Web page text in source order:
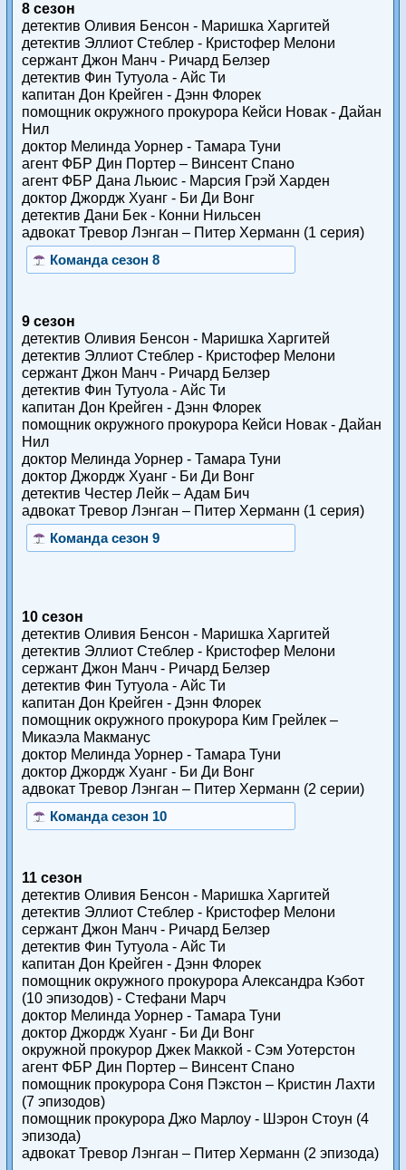
8 сезон
детектив Оливия Бенсон - Маришка Харгитей
детектив Эллиот Стеблер - Кристофер Мелони
сержант Джон Манч - Ричард Белзер
детектив Фин Тутуола - Айс Ти
капитан Дон Крейген - Дэнн Флорек
помощник окружного прокурора Кейси Новак - Дайан
Нил
доктор Мелинда Уорнер - Тамара Туни
агент ФБР Дин Портер – Винсент Спано
агент ФБР Дана Льюис - Марсия Грэй Харден
доктор Джордж Хуанг - Би Ди Вонг
детектив Дани Бек - Конни Нильсен
адвокат Тревор Лэнган – Питер Херманн (1 серия)
Команда сезон 8
9 сезон
детектив Оливия Бенсон - Маришка Харгитей
детектив Эллиот Стеблер - Кристофер Мелони
сержант Джон Манч - Ричард Белзер
детектив Фин Тутуола - Айс Ти
капитан Дон Крейген - Дэнн Флорек
помощник окружного прокурора Кейси Новак - Дайан
Нил
доктор Мелинда Уорнер - Тамара Туни
доктор Джордж Хуанг - Би Ди Вонг
детектив Честер Лейк – Адам Бич
адвокат Тревор Лэнган – Питер Херманн (1 серия)
Команда сезон 9
10 сезон
детектив Оливия Бенсон - Маришка Харгитей
детектив Эллиот Стеблер - Кристофер Мелони
сержант Джон Манч - Ричард Белзер
детектив Фин Тутуола - Айс Ти
капитан Дон Крейген - Дэнн Флорек
помощник окружного прокурора Ким Грейлек –
Микаэла Макманус
доктор Мелинда Уорнер - Тамара Туни
доктор Джордж Хуанг - Би Ди Вонг
адвокат Тревор Лэнган – Питер Херманн (2 серии)
Команда сезон 10
11 сезон
детектив Оливия Бенсон - Маришка Харгитей
детектив Эллиот Стеблер - Кристофер Мелони
сержант Джон Манч - Ричард Белзер
детектив Фин Тутуола - Айс Ти
капитан Дон Крейген - Дэнн Флорек
помощник окружного прокурора Александра Кэбот
(10 эпизодов) - Стефани Марч
доктор Мелинда Уорнер - Тамара Туни
доктор Джордж Хуанг - Би Ди Вонг
окружной прокурор Джек Маккой - Сэм Уотерстон
агент ФБР Дин Портер – Винсент Спано
помощник прокурора Соня Пэкстон – Кристин Лахти
(7 эпизодов)
помощник прокурора Джо Марлоу - Шэрон Стоун (4
эпизода)
адвокат Тревор Лэнган – Питер Херманн (2 эпизода)